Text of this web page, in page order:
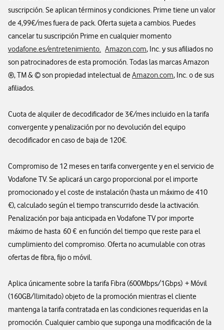
suscripción. Se aplican términos y condiciones. Prime tiene un valor
de 4,99€/mes fuera de pack. Oferta sujeta a cambios. Puedes
cancelar tu suscripción Prime en cualquier momento
vodafone.es/entretenimiento. Amazon.com, Inc. y sus afiliados no
son patrocinadores de esta promoción. Todas las marcas Amazon
®, TM & © son propiedad intelectual de Amazon.com, Inc. o de sus
afiliados.
Cuota de alquiler de decodificador de 3€/mes incluido en la tarifa
convergente y penalización por no devolución del equipo
decodificador en caso de baja de 120€.
Compromiso de 12 meses en tarifa convergente y en el servicio de
Vodafone TV. Se aplicará un cargo proporcional por el importe
promocionado y el coste de instalación (hasta un máximo de 410
€), calculado según el tiempo transcurrido desde la activación.
Penalización por baja anticipada en Vodafone TV por importe
máximo de hasta 60 € en función del tiempo que reste para el
cumplimiento del compromiso. Oferta no acumulable con otras
ofertas de fibra, fijo o móvil.
Aplica únicamente sobre la tarifa Fibra (600Mbps/1Gbps) + Móvil
(160GB/Ilimitado) objeto de la promoción mientras el cliente
mantenga la tarifa contratada en las condiciones requeridas en la
promoción. Cualquier cambio que suponga una modificación de la